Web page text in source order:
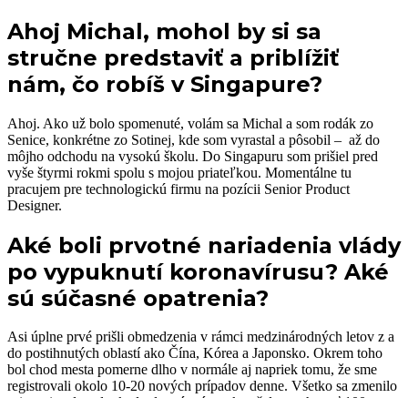
Ahoj Michal, mohol by si sa
stručne predstaviť a priblížiť
nám, čo robíš v Singapure?
Ahoj. Ako už bolo spomenuté, volám sa Michal a som rodák zo
Senice, konkrétne zo Sotinej, kde som vyrastal a pôsobil – až do
môjho odchodu na vysokú školu. Do Singapuru som prišiel pred
vyše štyrmi rokmi spolu s mojou priateľkou. Momentálne tu
pracujem pre technologickú firmu na pozícii Senior Product
Designer.
Aké boli prvotné nariadenia vlády
po vypuknutí koronavírusu? Aké
sú súčasné opatrenia?
Asi úplne prvé prišli obmedzenia v rámci medzinárodných letov z a
do postihnutých oblastí ako Čína, Kórea a Japonsko. Okrem toho
bol chod mesta pomerne dlho v normále aj napriek tomu, že sme
registrovali okolo 10-20 nových prípadov denne. Všetko sa zmenilo